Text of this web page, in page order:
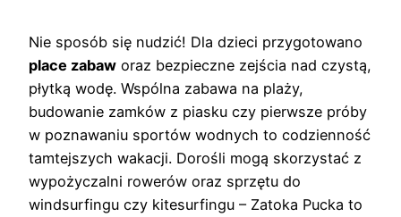
Nie sposób się nudzić! Dla dzieci przygotowano
place zabaw oraz bezpieczne zejścia nad czystą,
płytką wodę. Wspólna zabawa na plaży,
budowanie zamków z piasku czy pierwsze próby
w poznawaniu sportów wodnych to codzienność
tamtejszych wakacji. Dorośli mogą skorzystać z
wypożyczalni rowerów oraz sprzętu do
windsurfingu czy kitesurfingu – Zatoka Pucka to